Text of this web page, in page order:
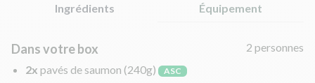
Ingrédients Équipement
Dans votre box
2 personnes
2x pavés de saumon (240g) ASC